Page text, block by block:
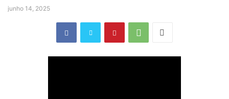
junho 14, 2025